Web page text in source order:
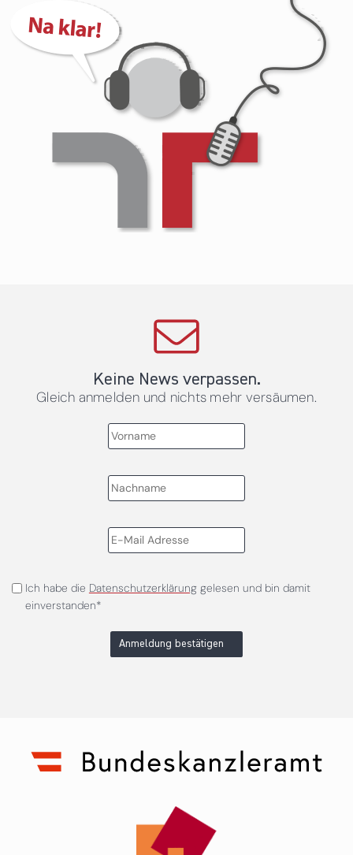
Keine News verpassen.
Gleich anmelden und nichts mehr versäumen.
Ich habe die Datenschutzerklärunggelesen und bin damit
einverstanden*
Anmeldung bestätigen